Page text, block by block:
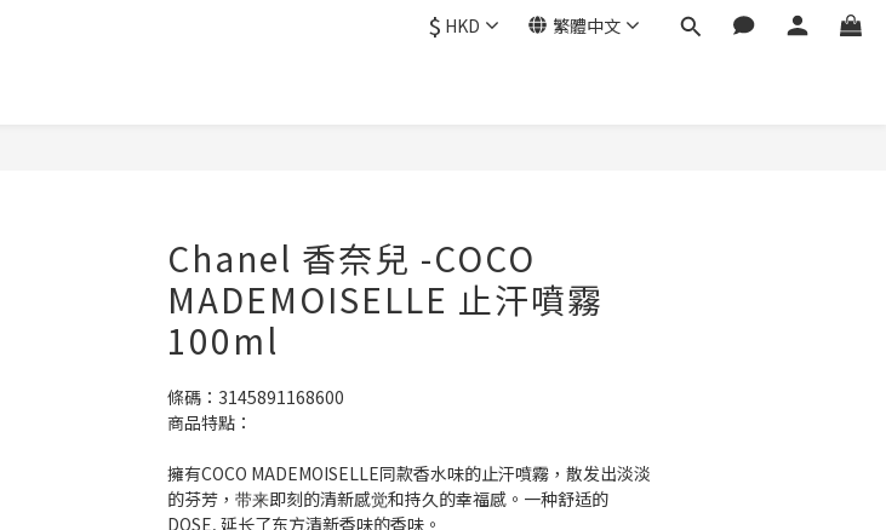
$ HKD 繁體中文
Chanel 香奈兒 -COCO
MADEMOISELLE 止汗噴霧
100ml
條碼：3145891168600
商品特點：
擁有COCO MADEMOISELLE同款香水味的止汗噴霧，散发出淡淡
的芬芳，带来即刻的清新感觉和持久的幸福感。一种舒适的
DOSE, 延长了东方清新香味的香味。